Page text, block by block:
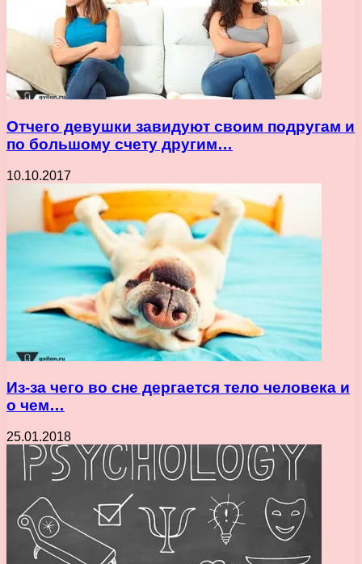
Отчего девушки завидуют своим подругам и
по большому счету другим…
10.10.2017
Из-за чего во сне дергается тело человека и
о чем…
25.01.2018